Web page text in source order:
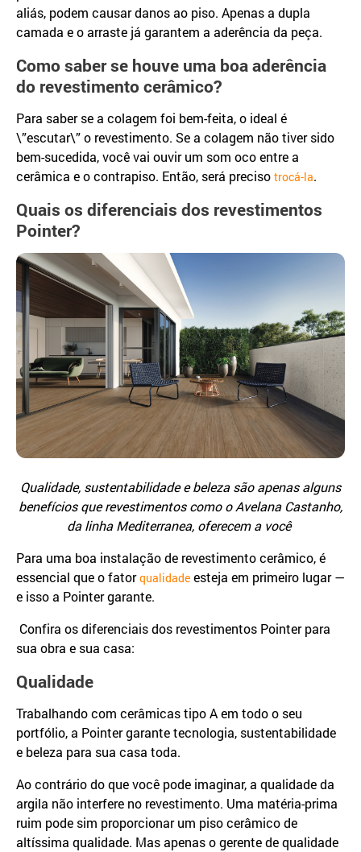
aliás, podem causar danos ao piso. Apenas a dupla
camada e o arraste já garantem a aderência da peça.
Como saber se houve uma boa aderência
do revestimento cerâmico?
Para saber se a colagem foi bem-feita, o ideal é
\”escutar\” o revestimento. Se a colagem não tiver sido
bem-sucedida, você vai ouvir um som oco entre a
cerâmica e o contrapiso. Então, será preciso trocá-la.
Quais os diferenciais dos revestimentos
Pointer?
Qualidade, sustentabilidade e beleza são apenas alguns
benefícios que revestimentos como o Avelana Castanho,
da linha Mediterranea, oferecem a você
Para uma boa instalação de revestimento cerâmico, é
essencial que o fatorqualidade esteja em primeiro lugar —
e isso a Pointer garante.
Confira os diferenciais dos revestimentos Pointer para
sua obra e sua casa:
Qualidade
Trabalhando com cerâmicas tipo A em todo o seu
portfólio, a Pointer garante tecnologia, sustentabilidade
e beleza para sua casa toda.
Ao contrário do que você pode imaginar, a qualidade da
argila não interfere no revestimento. Uma matéria-prima
ruim pode sim proporcionar um piso cerâmico de
altíssima qualidade. Mas apenas o gerente de qualidade